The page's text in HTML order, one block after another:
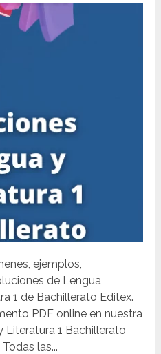
ejemplos,
de Lengua
1 de Bachillerato Editex.
PDF online en nuestra
Literatura 1 Bachillerato
las...